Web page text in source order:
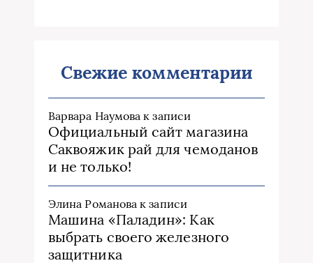
Свежие комментарии
Варвара Наумова к записи
Официальный сайт магазина
Саквояжик рай для чемоданов
и не только!
Элина Романова к записи
Машина «Паладин»: Как
выбрать своего железного
защитника